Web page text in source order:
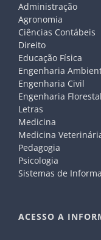
Administração
Agronomia
Ciências Contábeis
Direito
Educação Física
Engenharia
Engenharia Civil
Engenharia Florestal
Letras
Medicina
Medicina
Pedagogia
Psicologia
Sistemas de
ACESSO A